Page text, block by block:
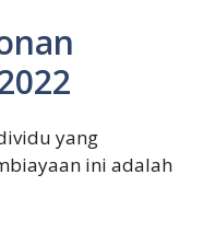
yang
ini adalah